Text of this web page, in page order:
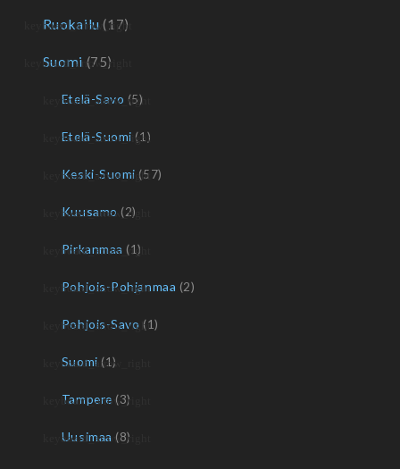
Ruokailu (17)
Suomi (75)
Etelä-Savo (5)
Etelä-Suomi (1)
Keski-Suomi (57)
Kuusamo (2)
Pirkanmaa (1)
Pohjois-Pohjanmaa (2)
Pohjois-Savo (1)
Suomi (1)
Tampere (3)
Uusimaa (8)